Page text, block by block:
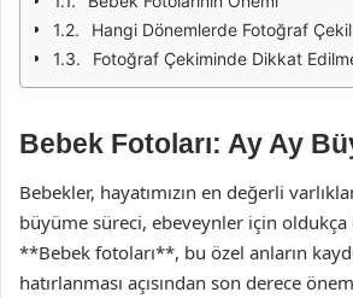
Hangi Dönemlerde Fotoğraf
Fotoğraf Çekiminde Dikkat
Bebek Fotoları: Ay Ay
Bebekler, hayatımızın en değerli
büyüme süreci, ebeveynler için
**Bebek fotoları**, bu özel anların
hatırlanması açısından son derece